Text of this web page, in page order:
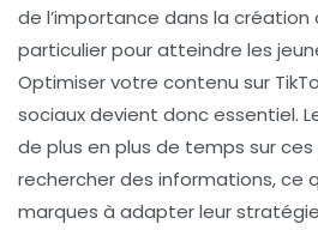
de l’importance dans la création
particulier pour atteindre les
Optimiser votre contenu sur
sociaux devient donc essentiel.
de plus en plus de temps sur
rechercher des informations, ce
marques à adapter leurstratégie